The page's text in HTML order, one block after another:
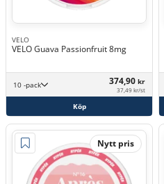
VELO
VELO Guava Passionfruit 8mg
10 -pack 374,90 kr
37,49 kr/st
Köp
Nytt pris